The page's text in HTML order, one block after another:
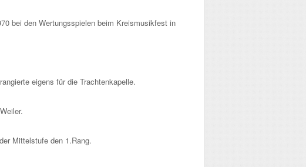
bei den Wertungsspielen beim Kreismusikfest in
eigens für die Trachtenkapelle.
Mittelstufe den 1.Rang.